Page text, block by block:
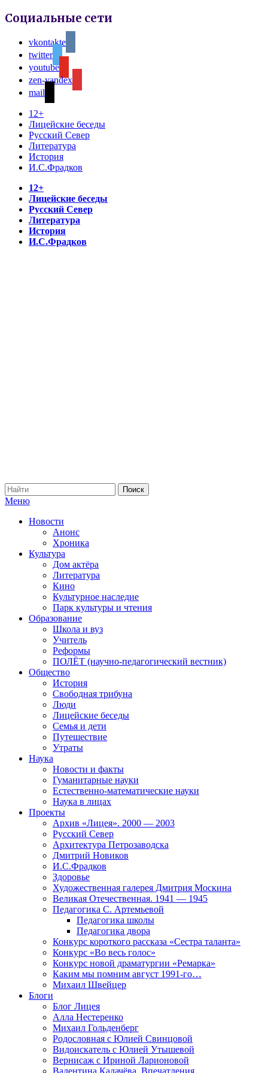
Социальные сети
vkontakte
twitter
youtube
zen-yandex
mail
12+
Лицейские беседы
Русский Север
Литература
История
И.С.Фрадков
12+
Лицейские беседы
Русский Север
Литература
История
И.С.Фрадков
Меню
Новости
Анонс
Хроника
Культура
Дом актёра
Литература
Кино
Культурное наследие
Парк культуры и чтения
Образование
Школа и вуз
Учитель
Реформы
ПОЛЁТ (научно-педагогический вестник)
Общество
История
Свободная трибуна
Люди
Лицейские беседы
Семья и дети
Путешествие
Утраты
Наука
Новости и факты
Гуманитарные науки
Естественно-математические науки
Наука в лицах
Проекты
Архив «Лицея». 2000 — 2003
Русский Север
Архитектура Петрозаводска
Дмитрий Новиков
И.С.Фрадков
Здоровье
Художественная галерея Дмитрия Москина
Великая Отечественная. 1941 — 1945
Педагогика С. Артемьевой
Педагогика школы
Педагогика двора
Конкурс короткого рассказа «Сестра таланта»
Конкурс «Во весь голос»
Конкурс новой драматургии «Ремарка»
Каким мы помним август 1991-го…
Михаил Швейцер
Блоги
Блог Лицея
Алла Нестеренко
Михаил Гольденберг
Родословная с Юлией Свинцовой
Видоискатель с Юлией Утышевой
Вернисаж с Ириной Ларионовой